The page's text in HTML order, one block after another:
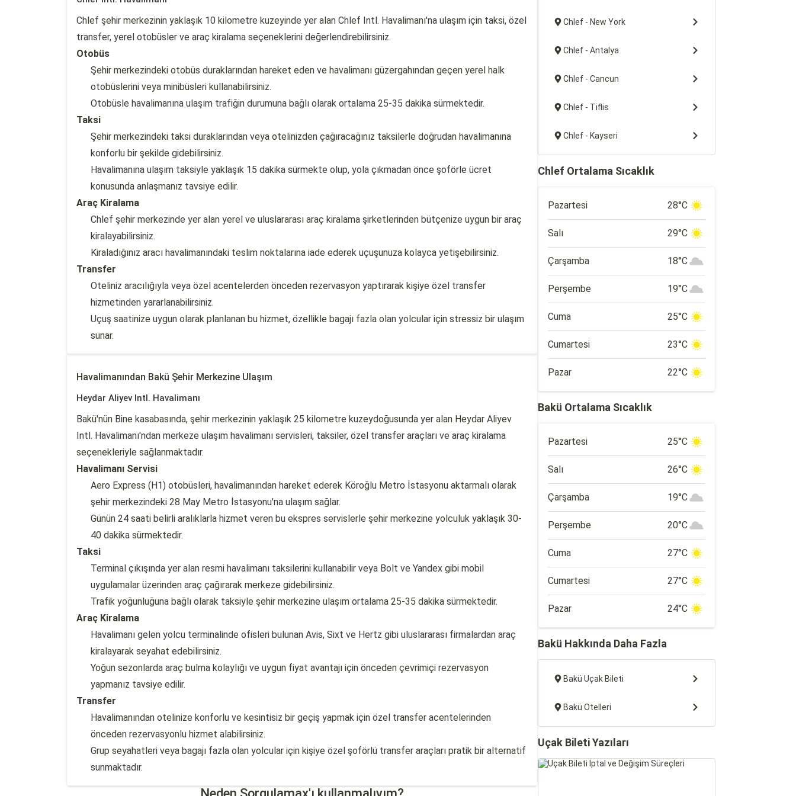
Chlef şehir merkezinin yaklaşık 10 kilometre kuzeyinde yer alan Chlef Intl. Havalimanı'na ulaşım için taksi, özel
transfer, yerel otobüsler ve araç kiralama seçeneklerini değerlendirebilirsiniz.
Otobüs
Şehir merkezindeki otobüs duraklarından hareket eden ve havalimanı güzergahından geçen yerel halk
otobüslerini veya minibüsleri kullanabilirsiniz.
Otobüsle havalimanına ulaşım trafiğin durumuna bağlı olarak ortalama 25-35 dakika sürmektedir.
Taksi
Şehir merkezindeki taksi duraklarından veya otelinizden çağıracağınız taksilerle doğrudan havalimanına
konforlu bir şekilde gidebilirsiniz.
Havalimanına ulaşım taksiyle yaklaşık 15 dakika sürmekte olup, yola çıkmadan önce şoförle ücret
konusunda anlaşmanız tavsiye edilir.
Araç Kiralama
Chlef şehir merkezinde yer alan yerel ve uluslararası araç kiralama şirketlerinden bütçenize uygun bir araç
kiralayabilirsiniz.
Kiraladığınız aracı havalimanındaki teslim noktalarına iade ederek uçuşunuza kolayca yetişebilirsiniz.
Transfer
Oteliniz aracılığıyla veya özel acentelerden önceden rezervasyon yaptırarak kişiye özel transfer
hizmetinden yararlanabilirsiniz.
Uçuş saatinize uygun olarak planlanan bu hizmet, özellikle bagajı fazla olan yolcular için stressiz bir ulaşım
sunar.
Havalimanından Bakü Şehir Merkezine Ulaşım
Heydar Aliyev Intl. Havalimanı
Bakü'nün Bine kasabasında, şehir merkezinin yaklaşık 25 kilometre kuzeydoğusunda yer alan Heydar Aliyev
Intl. Havalimanı'ndan merkeze ulaşım havalimanı servisleri, taksiler, özel transfer araçları ve araç kiralama
seçenekleriyle sağlanmaktadır.
Havalimanı Servisi
Aero Express (H1) otobüsleri, havalimanından hareket ederek Köroğlu Metro İstasyonu aktarmalı olarak
şehir merkezindeki 28 May Metro İstasyonu'na ulaşım sağlar.
Günün 24 saati belirli aralıklarla hizmet veren bu ekspres servislerle şehir merkezine yolculuk yaklaşık 30-
40 dakika sürmektedir.
Taksi
Terminal çıkışında yer alan resmi havalimanı taksilerini kullanabilir veya Bolt ve Yandex gibi mobil
uygulamalar üzerinden araç çağırarak merkeze gidebilirsiniz.
Trafik yoğunluğuna bağlı olarak taksiyle şehir merkezine ulaşım ortalama 25-35 dakika sürmektedir.
Araç Kiralama
Havalimanı gelen yolcu terminalinde ofisleri bulunan Avis, Sixt ve Hertz gibi uluslararası firmalardan araç
kiralayarak seyahat edebilirsiniz.
Yoğun sezonlarda araç bulma kolaylığı ve uygun fiyat avantajı için önceden çevrimiçi rezervasyon
yapmanız tavsiye edilir.
Transfer
Havalimanından otelinize konforlu ve kesintisiz bir geçiş yapmak için özel transfer acentelerinden
önceden rezervasyonlu hizmet alabilirsiniz.
Grup seyahatleri veya bagajı fazla olan yolcular için kişiye özel şoförlü transfer araçları pratik bir alternatif
sunmaktadır.
Chlef - New York
Chlef - Antalya
Chlef - Cancun
Chlef - Tiflis
Chlef - Kayseri
Chlef Ortalama Sıcaklık
Pazartesi 28°C
Salı 29°C
Çarşamba 18°C
Perşembe 19°C
Cuma 25°C
Cumartesi 23°C
Pazar 22°C
Bakü Ortalama Sıcaklık
Pazartesi 25°C
Salı 26°C
Çarşamba 19°C
Perşembe 20°C
Cuma 27°C
Cumartesi 27°C
Pazar 24°C
Bakü Hakkında Daha Fazla
Bakü Uçak Bileti
Bakü Otelleri
Uçak Bileti Yazıları